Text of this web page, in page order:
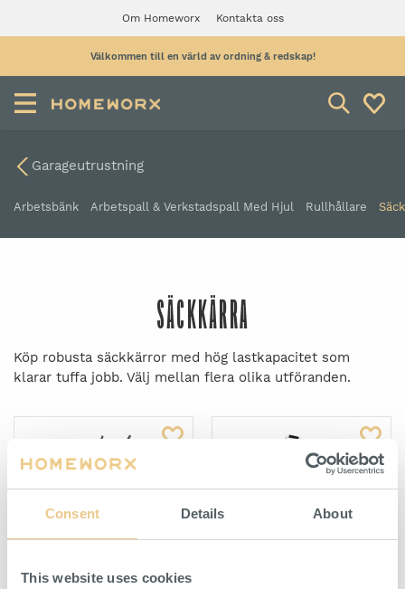
Consent Details About
This website uses cookies
Om Homeworx Kontakta oss
Välkommen till en värld av ordning & redskap!
Garageutrustning
Arbetsbänk Arbetspall & Verkstadspall Med Hjul Rullhållare
SÄCKKÄRRA
Köp robusta säckkärror med hög lastkapacitet som
klarar tuffa jobb. Välj mellan flera olika utföranden.
Magasinskärra P4 250 kg